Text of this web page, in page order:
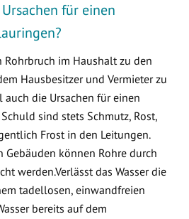
für einen
im Haushalt zu den
Hausbesitzer und Vermieter zu
auch die Ursachen für einen
sind stets Schmutz, Rost,
Frost in den Leitungen.
Gebäuden können Rohre durch
werden.Verlässt das Wasser die
tadellosen, einwandfreien
bereits auf dem